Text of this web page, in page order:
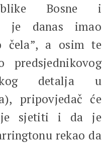
Bosne i
je danas imao
čela”, a osim te
predsjednikovog
detalja u
pripovjedač će
sjetiti i da je
rekao da